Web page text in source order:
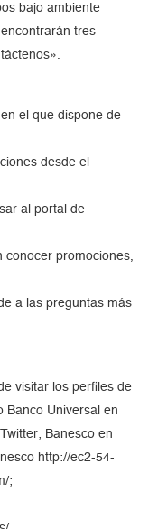
bajo ambiente
tres
el que dispone de
desde el
al portal de
promociones,
a las preguntas más
visitar los perfiles de
Banco Universal en
Banesco en
http://ec2-54-
;